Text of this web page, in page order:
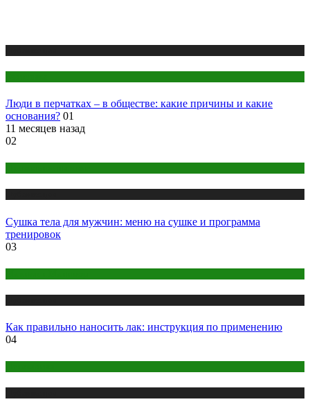
Люди в перчатках – в обществе: какие причины и какие
основания? 01
11 месяцев назад
02
Сушка тела для мужчин: меню на сушке и программа
тренировок
03
Как правильно наносить лак: инструкция по применению
04